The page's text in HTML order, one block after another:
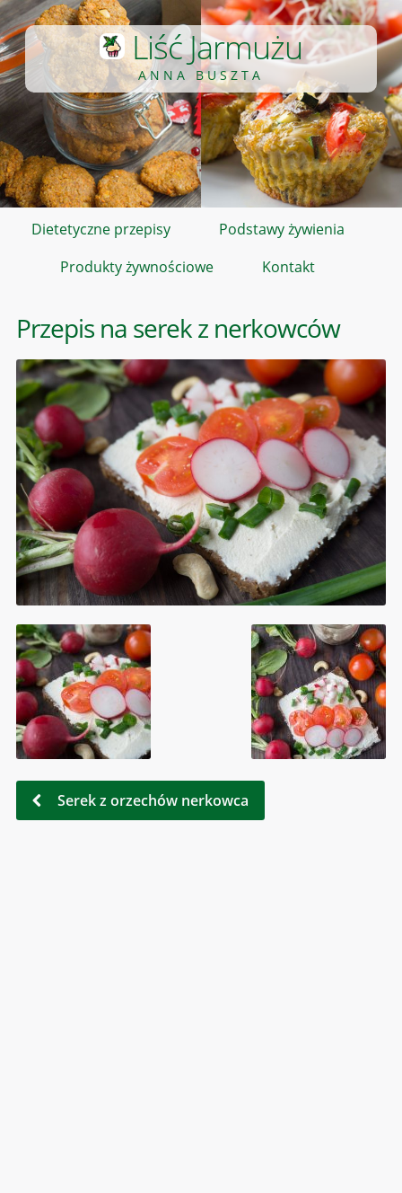
Liść Jarmużu
ANNA BUSZTA
Dietetyczne przepisy
Podstawy żywienia
Produkty żywnościowe
Kontakt
Przepis na serek z nerkowców
Serek z orzechów nerkowca